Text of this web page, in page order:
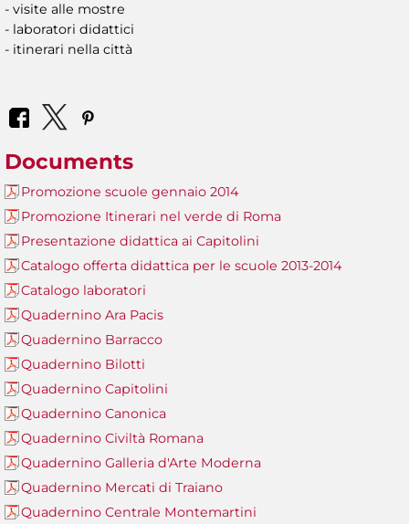
- visite alle mostre
- laboratori didattici
- itinerari nella città
Documents
Promozione scuole gennaio 2014
Promozione Itinerari nel verde di Roma
Presentazione didattica ai Capitolini
Catalogo offerta didattica per le scuole 2013-2014
Catalogo laboratori
Quadernino Ara Pacis
Quadernino Barracco
Quadernino Bilotti
Quadernino Capitolini
Quadernino Canonica
Quadernino Civiltà Romana
Quadernino Galleria d'Arte Moderna
Quadernino Mercati di Traiano
Quadernino Centrale Montemartini